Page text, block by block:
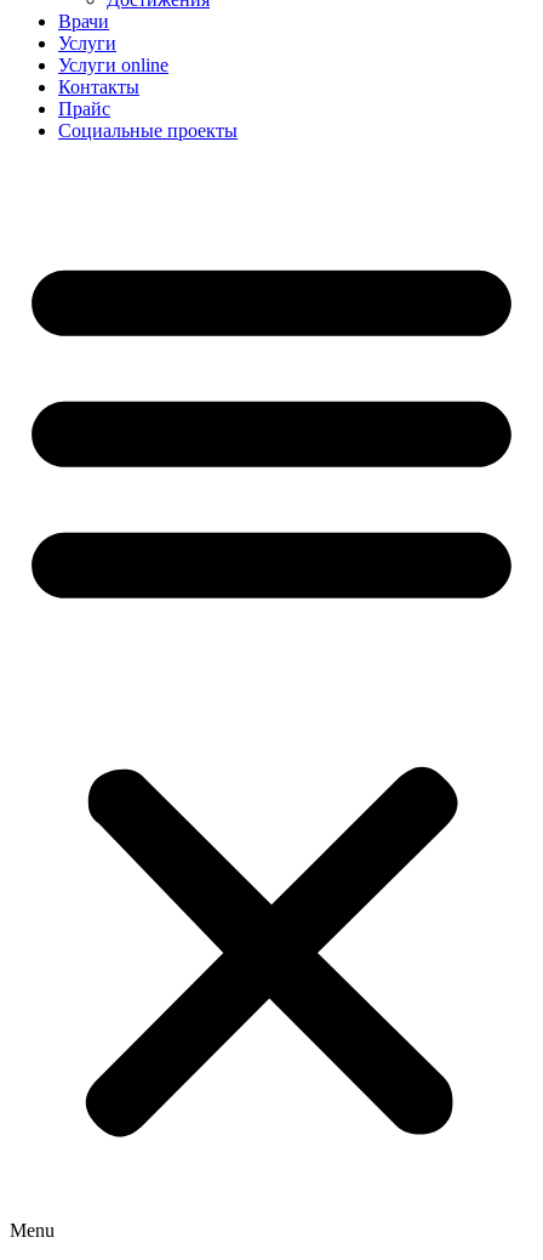
Врачи
Услуги
Услуги online
Контакты
Прайс
Социальные проекты
Menu